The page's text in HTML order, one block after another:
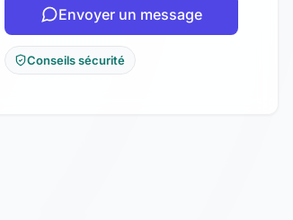
Envoyer un message
Conseils sécurité